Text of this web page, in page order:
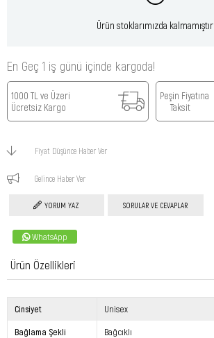
Ürün stoklarımızda kalmamıştır.
En Geç 1 iş günü içinde kargoda!
1000 TL ve Üzeri
Ücretsiz Kargo
Peşin Fiyatına
Taksit
Fiyat Düşünce Haber Ver
Gelince Haber Ver
YORUM YAZ SORULAR VE CEVAPLAR
WhatsApp
Ürün Özellikleri
Cinsiyet Unisex
Bağlama Şekli Bağcıklı